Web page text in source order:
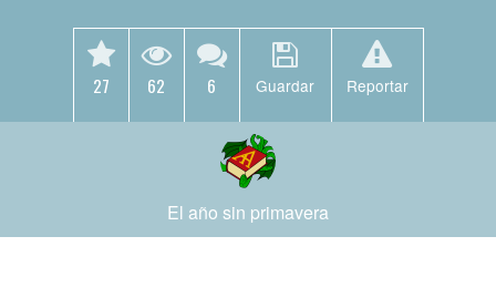
27 62 6 Guardar Reportar
El año sin primavera